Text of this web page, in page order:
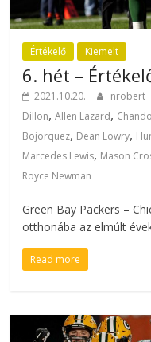
Értékelő Kiemelt
6. hét –
2021.10.20. nrobert
Dillon,Allen Lazard,
Bojorquez, Dean Lowry,
Marcedes Lewis, Mason
Royce Newman
Green Bay Packers –
otthonába az elmúlt
Read more